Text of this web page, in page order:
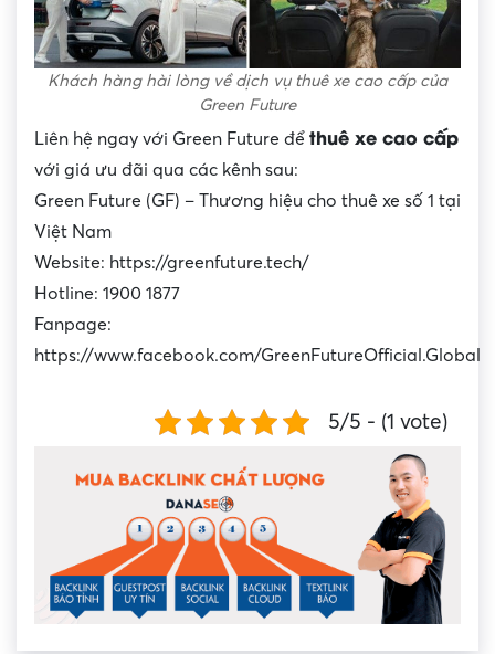
Khách hàng hài lòng về dịch vụ thuê xe cao cấp của
Green Future
Liên hệ ngay với Green Future để thuê xe cao cấp
với giá ưu đãi qua các kênh sau:
Green Future (GF) – Thương hiệu cho thuê xe số 1 tại
Việt Nam
Website: https://greenfuture.tech/
Hotline: 1900 1877
Fanpage:
https://www.facebook.com/GreenFutureOfficial.Global
5/5 - (1 vote)